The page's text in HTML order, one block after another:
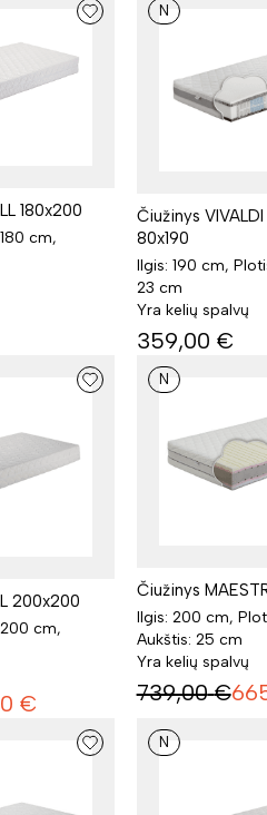
180x200
cm,
N
Čiužinys
80x190
Ilgis: 190 cm,
23 cm
Yra kelių spalvų
359,00 €
200x200
cm,
€
N
Čiužinys
Ilgis: 200 cm,
Aukštis: 25 cm
Yra kelių spalvų
739,00 €
N